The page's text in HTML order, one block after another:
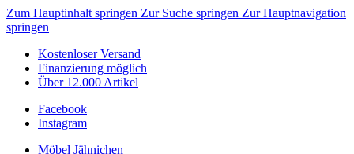
Zum Hauptinhalt springen Zur Suche springen Zur Hauptnavigation
springen
Kostenloser Versand
Finanzierung möglich
Über 12.000 Artikel
Facebook
Instagram
Möbel Jähnichen